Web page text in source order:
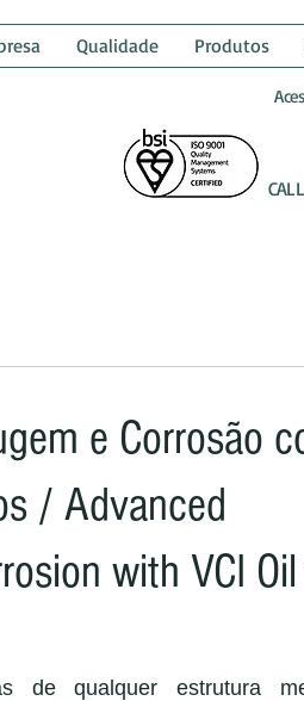
Qualidade Produtos
e Corrosão
/ Advanced
with VCI
de qualquer estrutura